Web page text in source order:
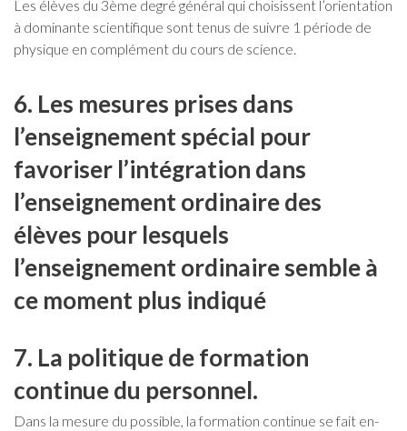
Les élèves du 3ème degré général qui choisissent l’orientation
à dominante scientifique sont tenus de suivre 1 période de
physique en complément du cours de science.
6. Les mesures prises dans
l’enseignement spécial pour
favoriser l’intégration dans
l’enseignement ordinaire des
élèves pour lesquels
l’enseignement ordinaire semble à
ce moment plus indiqué
7. La politique de formation
continue du personnel.
Dans la mesure du possible, la formation continue se fait en-